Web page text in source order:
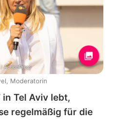
Tel Aviv lebt,
regelmäßig für die
ActionPress
Moderatorin